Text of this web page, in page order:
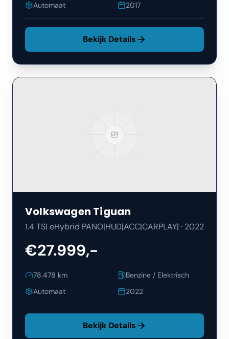
Automaat
2017
Bekijk Details
Volkswagen Tiguan
1.4 TSI eHybrid PANO|HUD|ACC|CARPLAY| · 2022
€27.999,-
78.478 km
Benzine / Elektrisch
Automaat
2022
Bekijk Details